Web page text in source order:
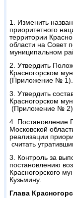
1. Изменить
приоритетного
территории
области на Совет
муниципальном
2. Утвердить
Красногорском
(Приложение № 1).
3. Утвердить
Красногорском
(Приложение №
4. Постановление
Московской
реализации
считать
3. Контроль за
постановлению
Красногорского
Кузьмину.
Глава